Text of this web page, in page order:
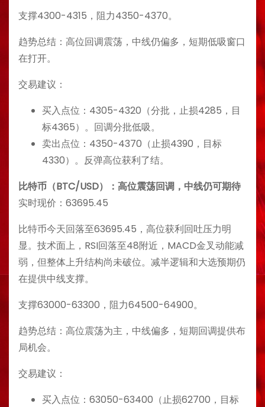
支撑4300-4315，阻力4350-4370。
趋势总结：高位回调震荡，中线仍偏多，短期低吸窗口
在打开。
交易建议：
买入点位：4305-4320（分批，止损4285，目
标4365）。回调分批低吸。
卖出点位：4350-4370（止损4390，目标
4330）。反弹高位获利了结。
比特币（BTC/USD）：高位震荡回调，中线仍可期待
实时现价：63695.45
比特币今天回落至63695.45，高位获利回吐压力明
显。技术面上，RSI回落至48附近，MACD金叉动能减
弱，但整体上升结构尚未破位。减半逻辑和大选预期仍
在提供中线支撑。
支撑63000-63300，阻力64500-64900。
趋势总结：高位震荡为主，中线偏多，短期回调提供布
局机会。
交易建议：
买入点位：63050-63400（止损62700，目标